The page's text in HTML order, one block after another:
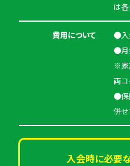
は各
費用について
●入
●月
※家
両
●保
併せ
入会時に必要